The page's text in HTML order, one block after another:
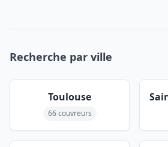
Recherche par ville
Toulouse
66 couvreurs